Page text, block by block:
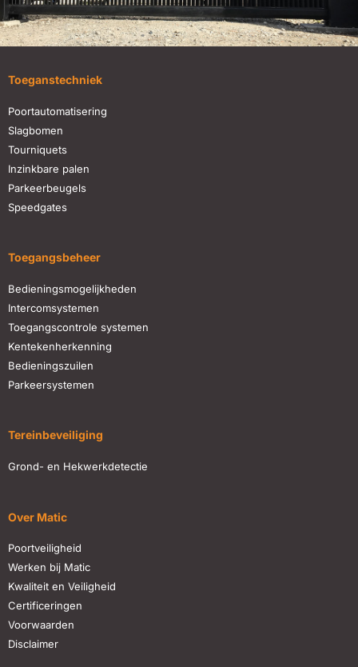
Toeganstechniek
Poortautomatisering
Slagbomen
Tourniquets
Inzinkbare palen
Parkeerbeugels
Speedgates
Toegangsbeheer
Bedieningsmogelijkheden
Intercomsystemen
Toegangscontrole systemen
Kentekenherkenning
Bedieningszuilen
Parkeersystemen
Tereinbeveiliging
Grond- en Hekwerkdetectie
Over Matic
Poortveiligheid
Werken bij Matic
Kwaliteit en Veiligheid
Certificeringen
Voorwaarden
Disclaimer